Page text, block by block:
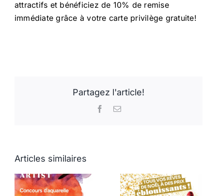
attractifs et bénéficiez de 10% de remise
immédiate grâce à votre carte privilège gratuite!
Partagez l'article!
Facebook
Email
Articles similaires